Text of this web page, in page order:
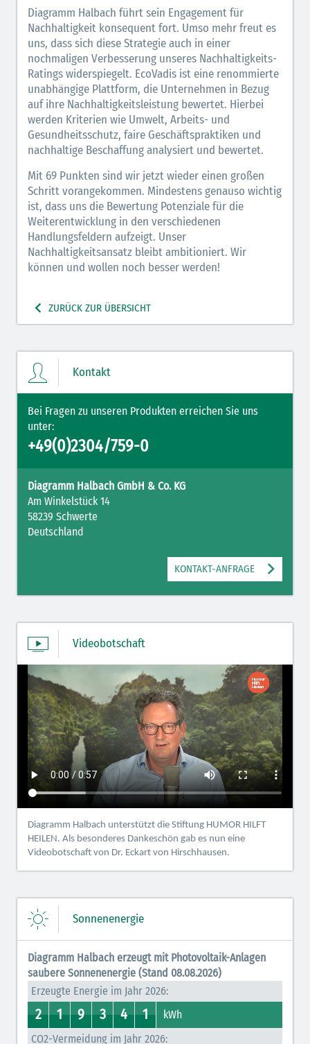
Diagramm Halbach führt sein Engagement für
Nachhaltigkeit konsequent fort. Umso mehr freut es
uns, dass sich diese Strategie auch in einer
nochmaligen Verbesserung unseres Nachhaltigkeits-
Ratings widerspiegelt. EcoVadis ist eine renommierte
unabhängige Plattform, die Unternehmen in Bezug
auf ihre Nachhaltigkeitsleistung bewertet. Hierbei
werden Kriterien wie Umwelt, Arbeits- und
Gesundheitsschutz, faire Geschäftspraktiken und
nachhaltige Beschaffung analysiert und bewertet.
Mit 69 Punkten sind wir jetzt wieder einen großen
Schritt vorangekommen. Mindestens genauso wichtig
ist, dass uns die Bewertung Potenziale für die
Weiterentwicklung in den verschiedenen
Handlungsfeldern aufzeigt. Unser
Nachhaltigkeitsansatz bleibt ambitioniert. Wir
können und wollen noch besser werden!
ZURÜCK ZUR ÜBERSICHT
Kontakt
Bei Fragen zu unseren Produkten erreichen Sie uns
unter:
+49(0)2304/759-0
Diagramm Halbach GmbH & Co. KG
Am Winkelstück 14
58239 Schwerte
Deutschland
KONTAKT-ANFRAGE
Videobotschaft
Diagramm Halbach unterstützt die Stiftung HUMOR HILFT
HEILEN. Als besonderes Dankeschön gab es nun eine
Videobotschaft von Dr. Eckart von Hirschhausen.
Sonnenenergie
Diagramm Halbach erzeugt mit Photovoltaik-Anlagen
saubere Sonnenenergie (Stand 08.08.2026)
Erzeugte Energie im Jahr 2026:
1
2
2 0
1
1 8
9
9 7
3
3 0
4
4 0
1
1
kWh
CO2-Vermeidung im Jahr 2026: